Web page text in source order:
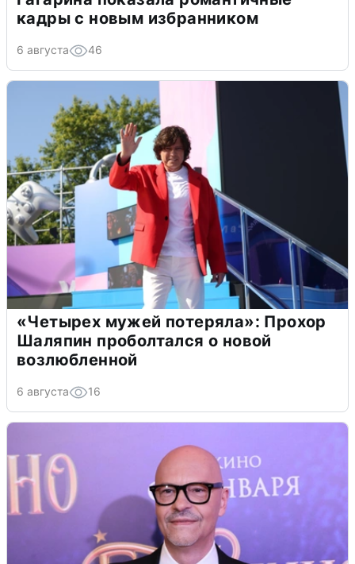
кадры с новым избранником
6 августа 46
«Четырех мужей потеряла»: Прохор
Шаляпин проболтался о новой
возлюбленной
6 августа 16